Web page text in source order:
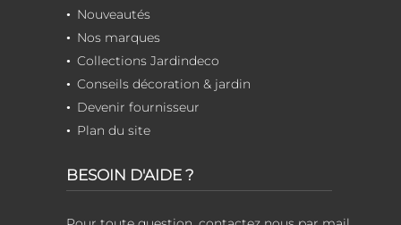
Nouveautés
Nos marques
Collections Jardindeco
Conseils décoration & jardin
Devenir fournisseur
Plan du site
BESOIN D'AIDE ?